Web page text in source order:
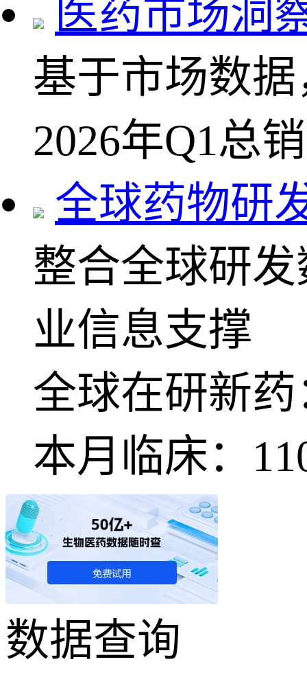
医药市场洞
基于市场数
2026年Q1总
全球药物研
整合全球研
业信息支撑
全球在研新药
本月临床：
数据查询